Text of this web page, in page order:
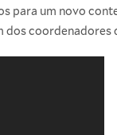
para um novo
dos coordenadores